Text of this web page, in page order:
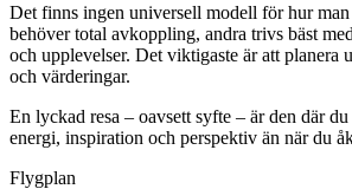
Det finns ingen universell modell för hur man
behöver total avkoppling, andra trivs bäst
och upplevelser. Det viktigaste är att planera
och värderingar.
En lyckad resa – oavsett syfte – är den där
energi, inspiration och perspektiv än när du
Flygplan